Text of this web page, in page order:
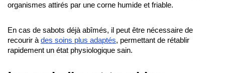
organismes attirés par une corne humide et friable.
En cas de sabots déjà abîmés, il peut être nécessaire de
recourir à des soins plus adaptés, permettant de rétablir
rapidement un état physiologique sain.